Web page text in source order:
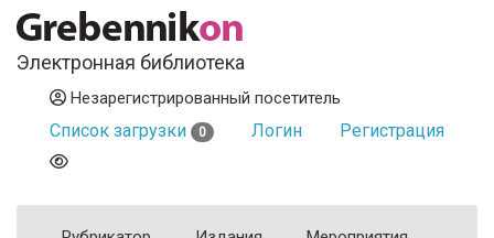
Электронная библиотека
Незарегистрированный посетитель
Список загрузки 0 Логин Регистрация